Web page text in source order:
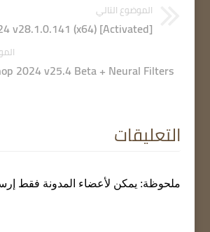
الموضوع التالي
التعليقات
ملحوظة: يمكن لأعضاء المدونة فقط